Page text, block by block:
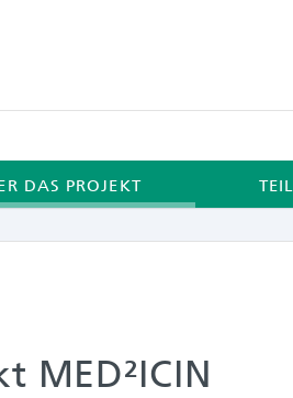
DAS PROJEKT
MED²ICIN